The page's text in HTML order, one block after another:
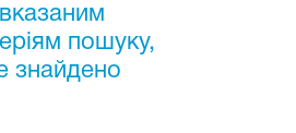
вказаним
пошуку,
знайдено